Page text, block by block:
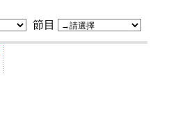
節目